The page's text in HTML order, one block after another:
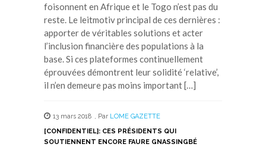
foisonnent en Afrique et le Togo n’est pas du
reste. Le leitmotiv principal de ces dernières :
apporter de véritables solutions et acter
l’inclusion financière des populations à la
base. Si ces plateformes continuellement
éprouvées démontrent leur solidité ‘relative’,
il n’en demeure pas moins important […]
13 mars 2018 , Par LOME GAZETTE
[CONFIDENTIEL]: CES PRÉSIDENTS QUI
SOUTIENNENT ENCORE FAURE GNASSINGBÉ